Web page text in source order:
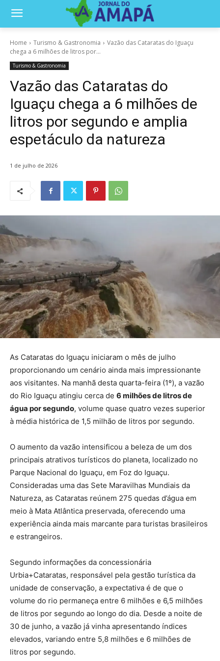
Home Turismo & Gastronomia
Vazão das Cataratas do Iguaçu
chega a 6 milhões de litros por...
Turismo & Gastronomia
Vazão das Cataratas do
Iguaçu chega a 6 milhões de
litros por segundo e amplia
espetáculo da natureza
1 de julho de 2026
As Cataratas do Iguaçu iniciaram o mês de julho
proporcionando um cenário ainda mais impressionante
aos visitantes. Na manhã desta quarta-feira (1º), a vazão
do Rio Iguaçu atingiu cerca de 6 milhões de litros de
água por segundo, volume quase quatro vezes superior
à média histórica de 1,5 milhão de litros por segundo.
O aumento da vazão intensificou a beleza de um dos
principais atrativos turísticos do planeta, localizado no
Parque Nacional do Iguaçu, em Foz do Iguaçu.
Consideradas uma das Sete Maravilhas Mundiais da
Natureza, as Cataratas reúnem 275 quedas d’água em
meio à Mata Atlântica preservada, oferecendo uma
experiência ainda mais marcante para turistas brasileiros
e estrangeiros.
Segundo informações da concessionária
Urbia+Cataratas, responsável pela gestão turística da
unidade de conservação, a expectativa é de que o
volume do rio permaneça entre 6 milhões e 6,5 milhões
de litros por segundo ao longo do dia. Desde a noite de
30 de junho, a vazão já vinha apresentando índices
elevados, variando entre 5,8 milhões e 6 milhões de
litros por segundo.